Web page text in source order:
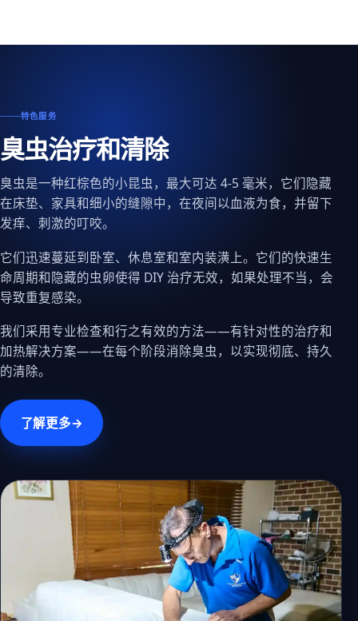
特色服务
臭虫治疗和清除
臭虫是一种红棕色的小昆虫，最大可达 4-5 毫米，它们隐藏
在床垫、家具和细小的缝隙中，在夜间以血液为食，并留下
发痒、刺激的叮咬。
它们迅速蔓延到卧室、休息室和室内装潢上。它们的快速生
命周期和隐藏的虫卵使得 DIY 治疗无效，如果处理不当，会
导致重复感染。
我们采用专业检查和行之有效的方法——有针对性的治疗和
加热解决方案——在每个阶段消除臭虫，以实现彻底、持久
的清除。
了解更多→